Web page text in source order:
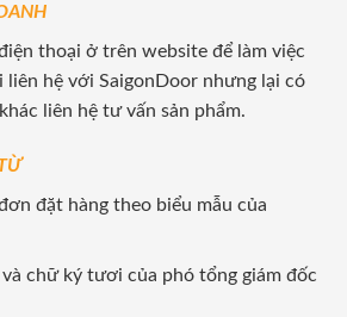
thoại ở trên website để làm việc
liên hệ với SaigonDoor nhưng lại có
liên hệ tư vấn sản phẩm.
đặt hàng theo biểu mẫu của
và chữ ký tươi của phó tổng giám đốc